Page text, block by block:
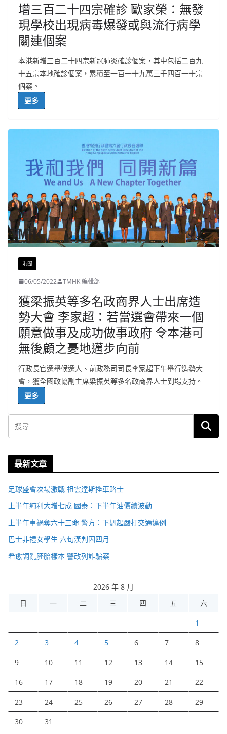
增三百二十四宗確診 歐家榮：無發
現學校出現病毒爆發或與流行病學
關連個案
本港新增三百二十四宗新冠肺炎確診個案，其中包括二百九
十五宗本地確診個案，累積至一百一十九萬三千四百一十宗
個案。
更多
港聞
06/05/2022 TMHK 編輯部
獲梁振英等多名政商界人士出席造
勢大會 李家超：若當選會帶來一個
願意做事及成功做事政府 令本港可
無後顧之憂地邁步向前
行政長官選舉候選人、前政務司司長李家超下午舉行造勢大
會，獲全國政協副主席梁振英等多名政商界人士到場支持。
更多
最新文章
足球盛會次場激戰 祖雲達斯挫車路士
上半年純利大增七成 國泰：下半年油價續波動
上半年車禍奪六十三命 警方：下週起嚴打交通違例
巴士非禮女學生 六旬漢判囚四月
希愈調亂胚胎樣本 警改列詐騙案
2026 年 8 月
日
一 二 三 四 五 六
1
2 3 4 5 6 7 8
9 10 11 12 13 14 15
16 17 18 19 20 21 22
23 24 25 26 27 28 29
30 31